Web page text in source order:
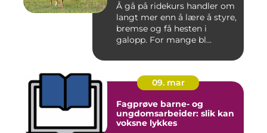
Å gå på ridekurs handler om
langt mer enn å lære å styre,
bremse og få hesten i
galopp. For mange bl...
09. mar
Fagprøve barne- og
ungdomsarbeider: slik kan
voksne lykkes